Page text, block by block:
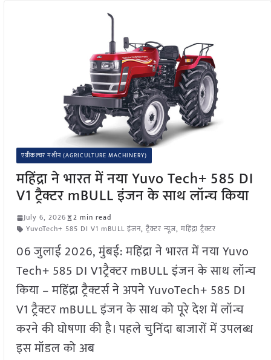
एग्रीकल्चर मशीन (AGRICULTURE MACHINERY)
महिंद्रा ने भारत में नया Yuvo Tech+ 585 DI
V1 ट्रैक्टर mBULL इंजन के साथ लॉन्च किया
July 6, 2026
2 min read
YuvoTech+ 585 DI V1 mBULL इंजन, ट्रैक्टर न्यूज़, महिंद्रा ट्रैक्टर
06 जुलाई 2026, मुंबई: महिंद्रा ने भारत में नया Yuvo
Tech+ 585 DI V1ट्रैक्टर mBULL इंजन के साथ लॉन्च
किया – महिंद्रा ट्रैक्टर्स ने अपने YuvoTech+ 585 DI
V1 ट्रैक्टर mBULL इंजन के साथ को पूरे देश में लॉन्च
करने की घोषणा की है। पहले चुनिंदा बाजारों में उपलब्ध
इस मॉडल को अब